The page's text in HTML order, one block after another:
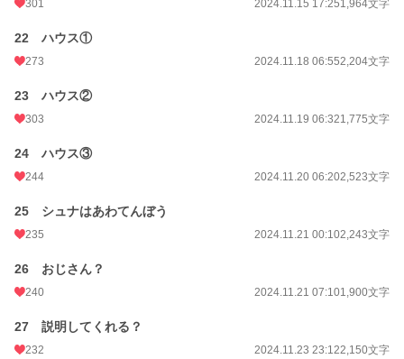
301 2024.11.15 17:251,964文字
22 ハウス①
273 2024.11.18 06:552,204文字
23 ハウス②
303 2024.11.19 06:321,775文字
24 ハウス③
244 2024.11.20 06:202,523文字
25 シュナはあわてんぼう
235 2024.11.21 00:102,243文字
26 おじさん？
240 2024.11.21 07:101,900文字
27 説明してくれる？
232 2024.11.23 23:122,150文字